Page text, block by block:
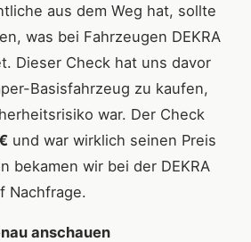
aus dem Weg hat, sollte
was bei Fahrzeugen DEKRA
Dieser Check hat uns davor
Basisfahrzeug zu kaufen,
war. Der Check
und war wirklich seinen Preis
bekamen wir bei der DEKRA
Nachfrage.
anschauen